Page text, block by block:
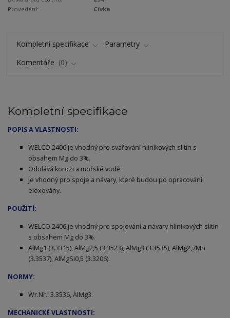
Provedení:
Cívka
Kompletní specifikace
Parametry
Komentáře
0
Kompletní specifikace
POPIS A VLASTNOSTI:
WELCO 2406 je vhodný pro svařování hliníkových slitin s
obsahem Mg do 3%.
Odolává korozi a mořské vodě.
Je vhodný pro spoje a návary, které budou po opracování
eloxovány.
POUŽITÍ:
WELCO 2406 je vhodný pro spojování a návary hliníkových slitin
s obsahem Mg do 3%.
AlMg1 (3.3315), AlMg2,5 (3.3523), AlMg3 (3.3535), AlMg2,7Mn
(3.3537), AlMgSi0,5 (3.3206).
NORMY:
Wr.Nr.: 3.3536, AlMg3.
MECHANICKÉ VLASTNOSTI: